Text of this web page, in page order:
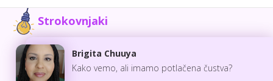
Strokovnjaki
Brigita Chuuya
Kako vemo, ali imamo potlačena čustva?